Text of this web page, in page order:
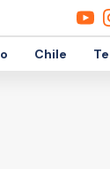
Chile